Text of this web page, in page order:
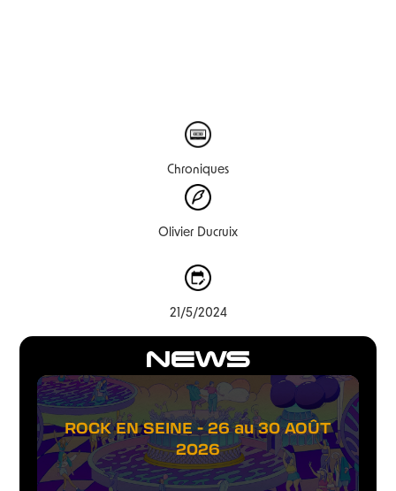
NEWS
ROCK EN SEINE - 26 au 30 AOÛT
2026
Chroniques
Olivier Ducruix
21/5/2024